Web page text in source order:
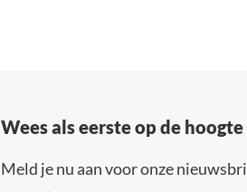
Wees als eerste op de
Meld je nu aan voor onze